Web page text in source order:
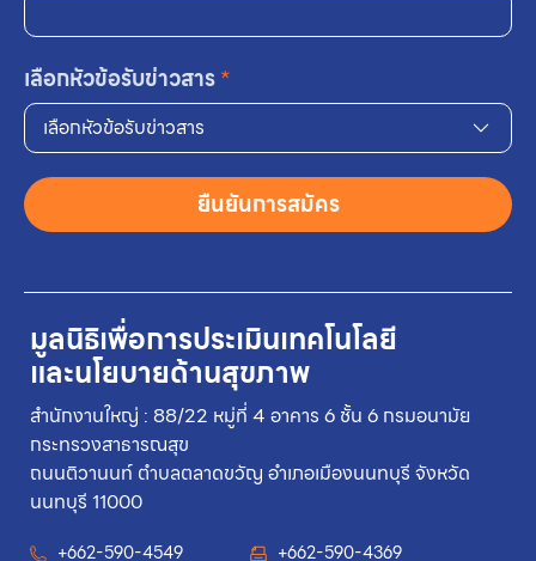
มูลนิธิเพื่อการประเมินเทคโนโลยี
และนโยบายด้านสุขภาพ
สำนักงานใหญ่ : 88/22 หมู่ที่ 4 อาคาร 6 ชั้น 6 กรมอนามัย
กระทรวงสาธารณสุข
ถนนติวานนท์ ตำบลตลาดขวัญ อำเภอเมืองนนทบุรี จังหวัด
นนทบุรี 11000
+662-590-4549 +662-590-4369
เลือกหัวข้อรับข่าวสาร*
เลือกหัวข้อรับข่าวสาร
ยืนยันการสมัคร